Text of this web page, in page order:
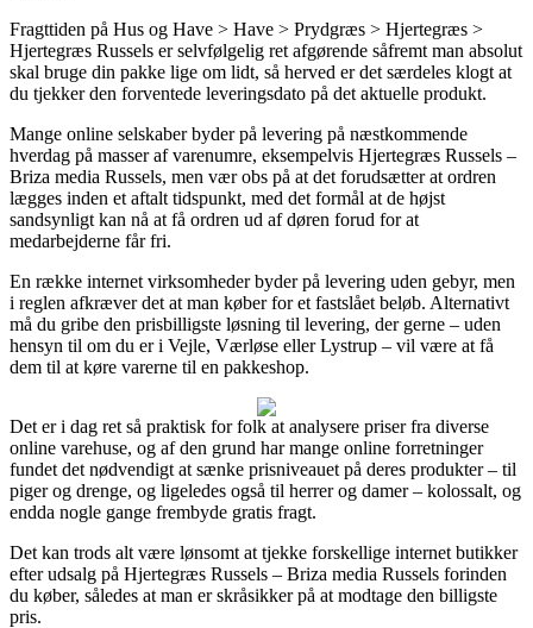
Fragttiden på Hus og Have > Have > Prydgræs > Hjertegræs >
Hjertegræs Russels er selvfølgelig ret afgørende såfremt man absolut
skal bruge din pakke lige om lidt, så herved er det særdeles klogt at
du tjekker den forventede leveringsdato på det aktuelle produkt.
Mange online selskaber byder på levering på næstkommende
hverdag på masser af varenumre, eksempelvis Hjertegræs Russels –
Briza media Russels, men vær obs på at det forudsætter at ordren
lægges inden et aftalt tidspunkt, med det formål at de højst
sandsynligt kan nå at få ordren ud af døren forud for at
medarbejderne får fri.
En række internet virksomheder byder på levering uden gebyr, men
i reglen afkræver det at man køber for et fastslået beløb. Alternativt
må du gribe den prisbilligste løsning til levering, der gerne – uden
hensyn til om du er i Vejle, Værløse eller Lystrup – vil være at få
dem til at køre varerne til en pakkeshop.
Det er i dag ret så praktisk for folk at analysere priser fra diverse
online varehuse, og af den grund har mange online forretninger
fundet det nødvendigt at sænke prisniveauet på deres produkter – til
piger og drenge, og ligeledes også til herrer og damer – kolossalt, og
endda nogle gange frembyde gratis fragt.
Det kan trods alt være lønsomt at tjekke forskellige internet butikker
efter udsalg på Hjertegræs Russels – Briza media Russels forinden
du køber, således at man er skråsikker på at modtage den billigste
pris.